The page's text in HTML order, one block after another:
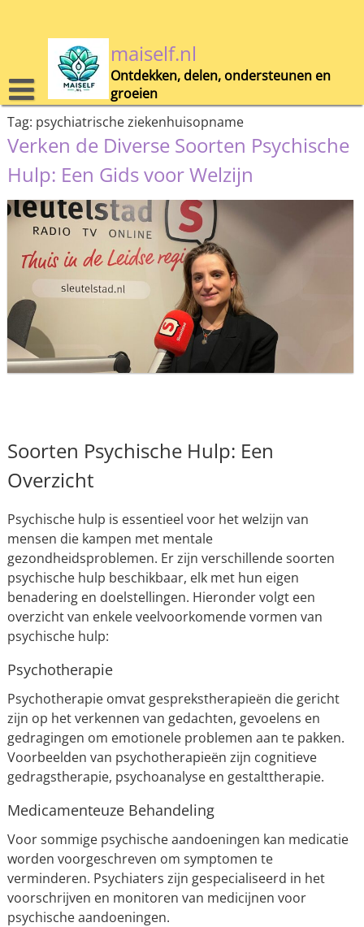
maiself.nl
Ontdekken, delen, ondersteunen en
groeien
Tag: psychiatrische ziekenhuisopname
Verken de Diverse Soorten Psychische
Hulp: Een Gids voor Welzijn
Soorten Psychische Hulp: Een
Overzicht
Psychische hulp is essentieel voor het welzijn van
mensen die kampen met mentale
gezondheidsproblemen. Er zijn verschillende soorten
psychische hulp beschikbaar, elk met hun eigen
benadering en doelstellingen. Hieronder volgt een
overzicht van enkele veelvoorkomende vormen van
psychische hulp:
Psychotherapie
Psychotherapie omvat gesprekstherapieën die gericht
zijn op het verkennen van gedachten, gevoelens en
gedragingen om emotionele problemen aan te pakken.
Voorbeelden van psychotherapieën zijn cognitieve
gedragstherapie, psychoanalyse en gestalttherapie.
Medicamenteuze Behandeling
Voor sommige psychische aandoeningen kan medicatie
worden voorgeschreven om symptomen te
verminderen. Psychiaters zijn gespecialiseerd in het
voorschrijven en monitoren van medicijnen voor
psychische aandoeningen.